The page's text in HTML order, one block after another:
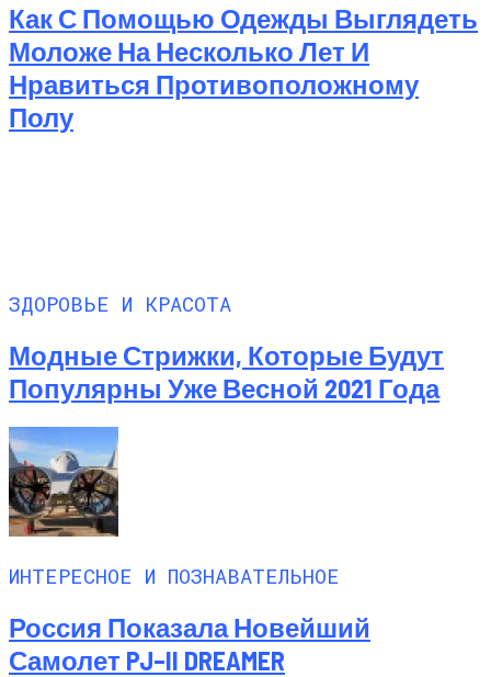
Как С Помощью Одежды Выглядеть
Моложе На Несколько Лет И
Нравиться Противоположному
Полу
ЗДОРОВЬЕ И КРАСОТА
Модные Стрижки, Которые Будут
Популярны Уже Весной 2021 Года
ИНТЕРЕСНОЕ И ПОЗНАВАТЕЛЬНОЕ
Россия Показала Новейший
Самолет PJ–II DREAMER